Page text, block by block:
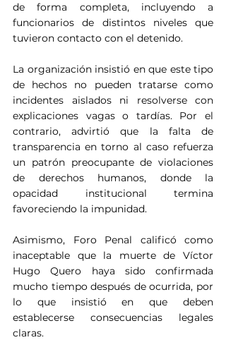
de forma completa, incluyendo a
funcionarios de distintos niveles que
tuvieron contacto con el detenido.
La organización insistió en que este tipo
de hechos no pueden tratarse como
incidentes aislados ni resolverse con
explicaciones vagas o tardías. Por el
contrario, advirtió que la falta de
transparencia en torno al caso refuerza
un patrón preocupante de violaciones
de derechos humanos, donde la
opacidad institucional termina
favoreciendo la impunidad.
Asimismo, Foro Penal calificó como
inaceptable que la muerte de Víctor
Hugo Quero haya sido confirmada
mucho tiempo después de ocurrida, por
lo que insistió en que deben
establecerse consecuencias legales
claras.